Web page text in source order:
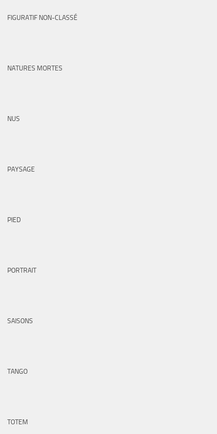
FIGURATIF NON-CLASSÉ
NATURES MORTES
NUS
PAYSAGE
PIED
PORTRAIT
SAISONS
TANGO
TOTEM